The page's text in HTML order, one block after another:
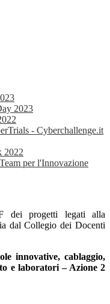
2023
- Cyberchallenge.it
2022
per l'Innovazione
dei progetti legati alla
dal Collegio dei Docenti
innovative, cablaggio,
e laboratori – Azione 2